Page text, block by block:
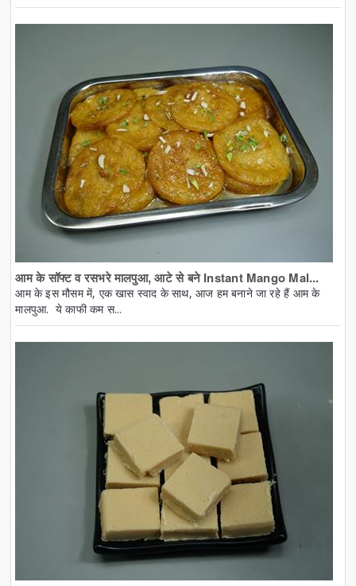
आम के सॉफ्ट व रसभरे मालपुआ, आटे से बने Instant Mango Mal...
आम के इस मौसम में, एक खास स्वाद के साथ, आज हम बनाने जा रहे हैं आम के
मालपुआ. ये काफी कम स...